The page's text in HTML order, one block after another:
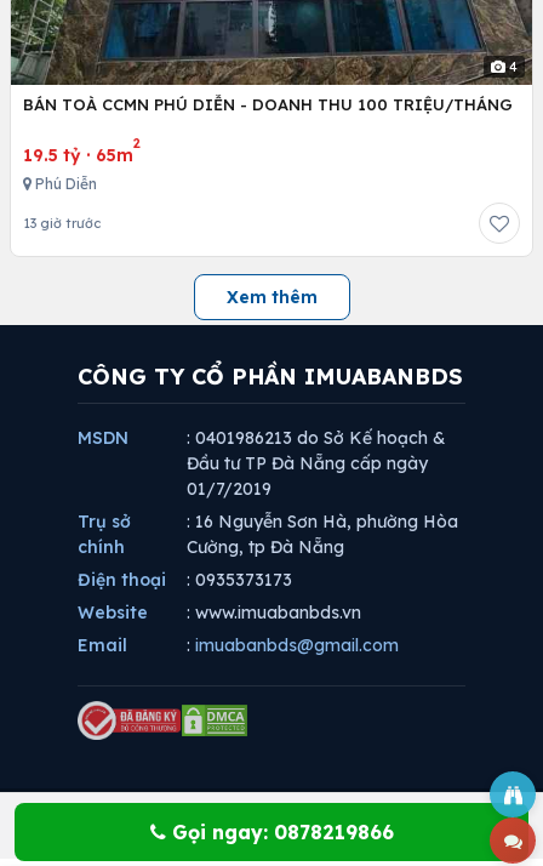
4
BÁN TOÀ CCMN PHÚ DIỄN - DOANH THU 100 TRIỆU/THÁNG
19.5 tỷ · 65m
2
Phú Diễn
13 giờ trước
Xem thêm
Gọi ngay: 0878219866
CÔNG TY CỔ PHẦN IMUABANBDS
MSDN
: 0401986213 do Sở Kế hoạch &
Đầu tư TP Đà Nẵng cấp ngày
01/7/2019
Trụ sở
chính
: 16 Nguyễn Sơn Hà, phường Hòa
Cường, tp Đà Nẵng
Điện thoại
: 0935373173
Website
: www.imuabanbds.vn
Email
: imuabanbds@gmail.com